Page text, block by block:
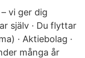
vi ger dig
själv · Du flyttar
· Aktiebolag ·
många år